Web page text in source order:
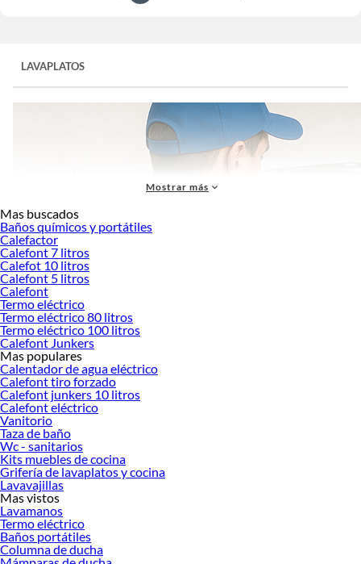
LAVAPLATOS
Los lavaplatos son elementos esenciales en toda cocina, diseñados para facilitar
el lavado de vajilla, utensilios y alimentos. En Sodimac encontrarás una amplia
variedad de modelos que se adaptan a diferentes necesidades: desde lavaplatos
de sobreponer hasta opciones empotradas, con una o dos cubetas, fabricados
en acero inoxidable, granito o materiales compuestos. La elección correcta
depende del espacio disponible, el tipo de instalación de tu cocina, la frecuencia
de uso y el estilo que buscas. Esta guía te ayudará a identificar las características
técnicas clave, comparar materiales y acabados, y seleccionar el lavaplatos ideal
según tu presupuesto y requerimientos específicos.
¿Qué es un lavaplatos y para qué sirve?
Mostrar más
Mas buscados
Baños químicos y portátiles
Calefactor
Calefont 7 litros
Calefot 10 litros
Calefont 5 litros
Calefont
Termo eléctrico
Termo eléctrico 80 litros
Termo eléctrico 100 litros
Calefont Junkers
Mas populares
Calentador de agua eléctrico
Calefont tiro forzado
Calefont junkers 10 litros
Calefont eléctrico
Vanitorio
Taza de baño
Wc - sanitarios
Kits muebles de cocina
Grifería de lavaplatos y cocina
Lavavajillas
Mas vistos
Lavamanos
Termo eléctrico
Baños portátiles
Columna de ducha